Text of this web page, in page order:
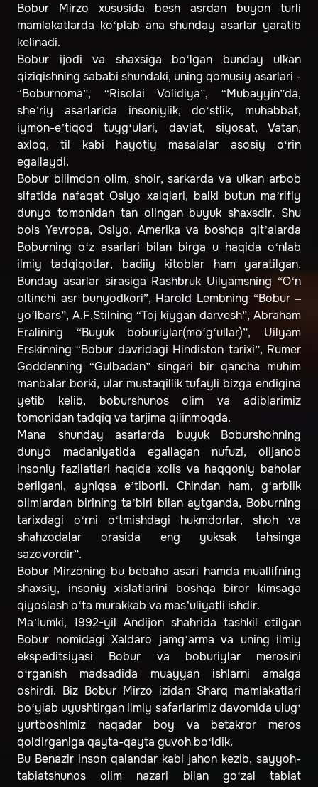
Bobur Mirzo xususida besh asrdan buyon turli
mamlakatlarda ko‘plab ana shunday asarlar yaratib
kelinadi.
Bobur ijodi va shaxsiga bo‘lgan bunday ulkan
qiziqishning sababi shundaki, uning qomusiy asarlari -
“Boburnoma”, “Risolai Volidiya”, “Mubayyin”da,
she’riy asarlarida insoniylik, do‘stlik, muhabbat,
iymon-e’tiqod tuyg‘ulari, davlat, siyosat, Vatan,
axloq, til kabi hayotiy masalalar asosiy o‘rin
egallaydi.
Bobur bilimdon olim, shoir, sarkarda va ulkan arbob
sifatida nafaqat Osiyo xalqlari, balki butun ma’rifiy
dunyo tomonidan tan olingan buyuk shaxsdir. Shu
bois Yevropa, Osiyo, Amerika va boshqa qit’alarda
Boburning o‘z asarlari bilan birga u haqida o‘nlab
ilmiy tadqiqotlar, badiiy kitoblar ham yaratilgan.
Bunday asarlar sirasiga Rashbruk Uilyamsning “O‘n
oltinchi asr bunyodkori”, Harold Lembning “Bobur –
yo‘lbars”, A.F.Stilning “Toj kiygan darvesh”, Abraham
Eralining “Buyuk boburiylar(mo‘g‘ullar)”, Uilyam
Erskinning “Bobur davridagi Hindiston tarixi”, Rumer
Goddenning “Gulbadan” singari bir qancha muhim
manbalar borki, ular mustaqillik tufayli bizga endigina
yetib kelib, boburshunos olim va adiblarimiz
tomonidan tadqiq va tarjima qilinmoqda.
Mana shunday asarlarda buyuk Boburshohning
dunyo madaniyatida egallagan nufuzi, olijanob
insoniy fazilatlari haqida xolis va haqqoniy baholar
berilgani, ayniqsa e’tiborli. Chindan ham, g‘arblik
olimlardan birining ta’biri bilan aytganda, Boburning
tarixdagi o‘rni o‘tmishdagi hukmdorlar, shoh va
shahzodalar orasida eng yuksak tahsinga
sazovordir”.
Bobur Mirzoning bu bebaho asari hamda muallifning
shaxsiy, insoniy xislatlarini boshqa biror kimsaga
qiyoslash o‘ta murakkab va mas’uliyatli ishdir.
Ma’lumki, 1992-yil Andijon shahrida tashkil etilgan
Bobur nomidagi Xaldaro jamg‘arma va uning ilmiy
ekspeditsiyasi Bobur va boburiylar merosini
o‘rganish madsadida muayyan ishlarni amalga
oshirdi. Biz Bobur Mirzo izidan Sharq mamlakatlari
bo‘ylab uyushtirgan ilmiy safarlarimiz davomida ulug‘
yurtboshimiz naqadar boy va betakror meros
qoldirganiga qayta-qayta guvoh bo‘ldik.
Bu Benazir inson qalandar kabi jahon kezib, sayyoh-
tabiatshunos olim nazari bilan go‘zal tabiat